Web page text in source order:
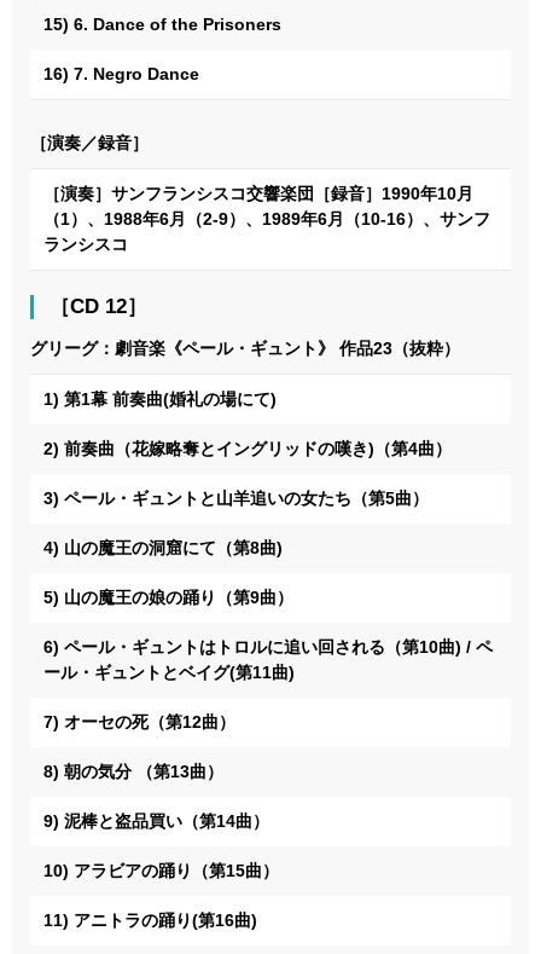
15) 6. Dance of the Prisoners
16) 7. Negro Dance
［演奏／録音］
［演奏］サンフランシスコ交響楽団［録音］1990年10月
（1）、1988年6月（2-9）、1989年6月（10-16）、サンフ
ランシスコ
［CD 12］
グリーグ：劇音楽《ペール・ギュント》 作品23（抜粋）
1) 第1幕 前奏曲(婚礼の場にて)
2) 前奏曲（花嫁略奪とイングリッドの嘆き)（第4曲）
3) ペール・ギュントと山羊追いの女たち（第5曲）
4) 山の魔王の洞窟にて（第8曲)
5) 山の魔王の娘の踊り（第9曲）
6) ペール・ギュントはトロルに追い回される（第10曲) / ペ
ール・ギュントとベイグ(第11曲)
7) オーセの死（第12曲）
8) 朝の気分 （第13曲）
9) 泥棒と盗品買い（第14曲）
10) アラビアの踊り（第15曲）
11) アニトラの踊り(第16曲)